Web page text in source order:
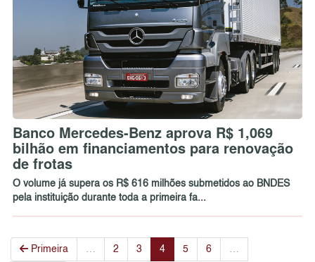
Banco Mercedes-Benz aprova R$ 1,069
bilhão em financiamentos para renovação
de frotas
O volume já supera os R$ 616 milhões submetidos ao BNDES
pela instituição durante toda a primeira fa...
Primeira 2 3 4 5 6